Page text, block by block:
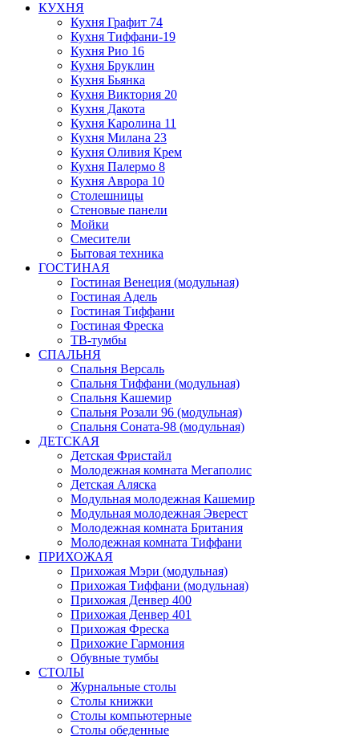
КУХНЯ
Кухня Графит 74
Кухня Тиффани-19
Кухня Рио 16
Кухня Бруклин
Кухня Бьянка
Кухня Виктория 20
Кухня Дакота
Кухня Каролина 11
Кухня Милана 23
Кухня Оливия Крем
Кухня Палермо 8
Кухня Аврора 10
Столешницы
Стеновые панели
Мойки
Смесители
Бытовая техника
ГОСТИНАЯ
Гостиная Венеция (модульная)
Гостиная Адель
Гостиная Тиффани
Гостиная Фреска
ТВ-тумбы
СПАЛЬНЯ
Спальня Версаль
Спальня Тиффани (модульная)
Спальня Кашемир
Спальня Розали 96 (модульная)
Спальня Соната-98 (модульная)
ДЕТСКАЯ
Детская Фристайл
Молодежная комната Мегаполис
Детская Аляска
Модульная молодежная Кашемир
Модульная молодежная Эверест
Молодежная комната Британия
Молодежная комната Тиффани
ПРИХОЖАЯ
Прихожая Мэри (модульная)
Прихожая Тиффани (модульная)
Прихожая Денвер 400
Прихожая Денвер 401
Прихожая Фреска
Прихожие Гармония
Обувные тумбы
СТОЛЫ
Журнальные столы
Столы книжки
Столы компьютерные
Столы обеденные